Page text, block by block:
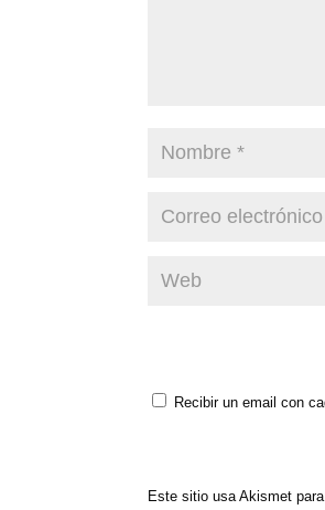
Recibir un email con
Este sitio usa Akismet